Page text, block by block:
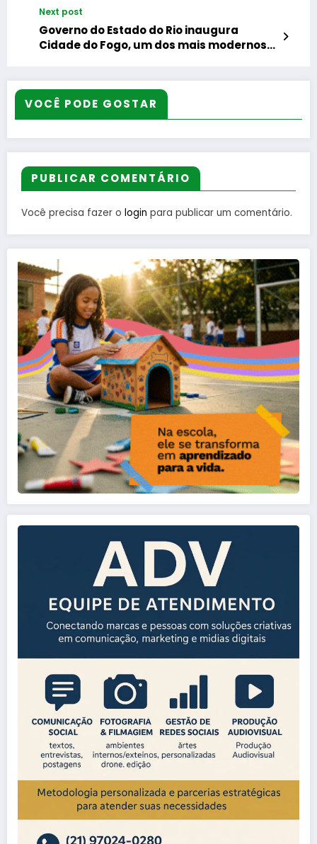
Next post
Governo do Estado do Rio inaugura
Cidade do Fogo, um dos mais modernos
VOCÊ PODE GOSTAR
PUBLICAR COMENTÁRIO
Você precisa fazer o login para publicar um comentário.